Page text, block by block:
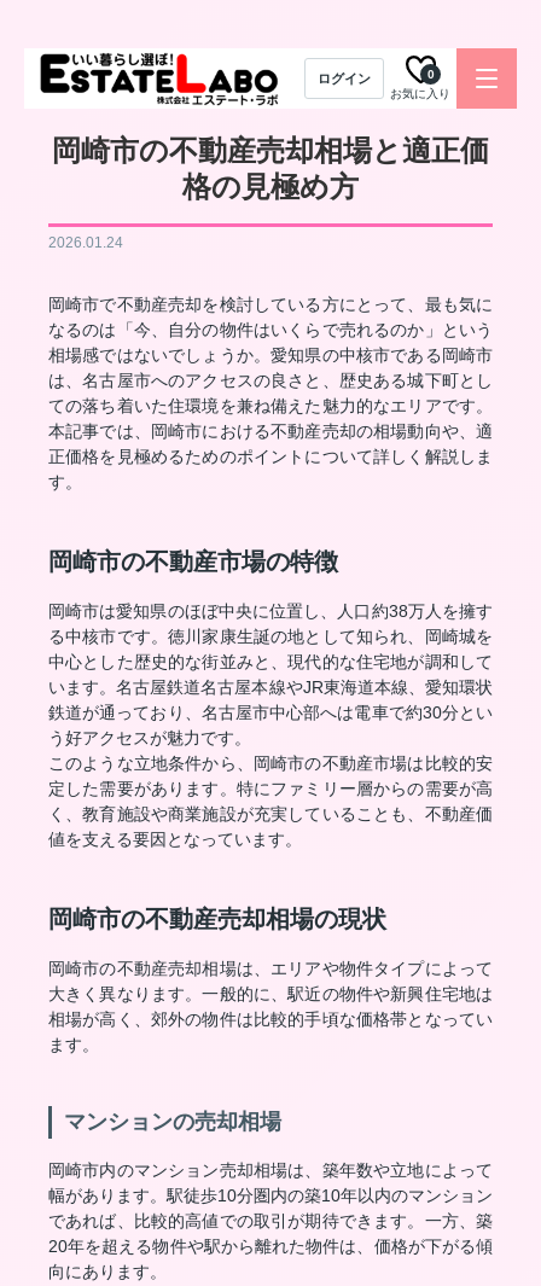
ログイン
お気に入り
0
岡崎市の不動産売却相場と適正価
格の見極め方
2026.01.24
岡崎市で不動産売却を検討している方にとって、最も気に
なるのは「今、自分の物件はいくらで売れるのか」という
相場感ではないでしょうか。愛知県の中核市である岡崎市
は、名古屋市へのアクセスの良さと、歴史ある城下町とし
ての落ち着いた住環境を兼ね備えた魅力的なエリアです。
本記事では、岡崎市における不動産売却の相場動向や、適
正価格を見極めるためのポイントについて詳しく解説しま
す。
岡崎市の不動産市場の特徴
岡崎市は愛知県のほぼ中央に位置し、人口約38万人を擁す
る中核市です。徳川家康生誕の地として知られ、岡崎城を
中心とした歴史的な街並みと、現代的な住宅地が調和して
います。名古屋鉄道名古屋本線やJR東海道本線、愛知環状
鉄道が通っており、名古屋市中心部へは電車で約30分とい
う好アクセスが魅力です。
このような立地条件から、岡崎市の不動産市場は比較的安
定した需要があります。特にファミリー層からの需要が高
く、教育施設や商業施設が充実していることも、不動産価
値を支える要因となっています。
岡崎市の不動産売却相場の現状
岡崎市の不動産売却相場は、エリアや物件タイプによって
大きく異なります。一般的に、駅近の物件や新興住宅地は
相場が高く、郊外の物件は比較的手頃な価格帯となってい
ます。
マンションの売却相場
岡崎市内のマンション売却相場は、築年数や立地によって
幅があります。駅徒歩10分圏内の築10年以内のマンション
であれば、比較的高値での取引が期待できます。一方、築
20年を超える物件や駅から離れた物件は、価格が下がる傾
向にあります。